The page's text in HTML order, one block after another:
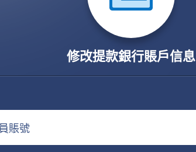
修改提款銀行賬戶信息
賬號